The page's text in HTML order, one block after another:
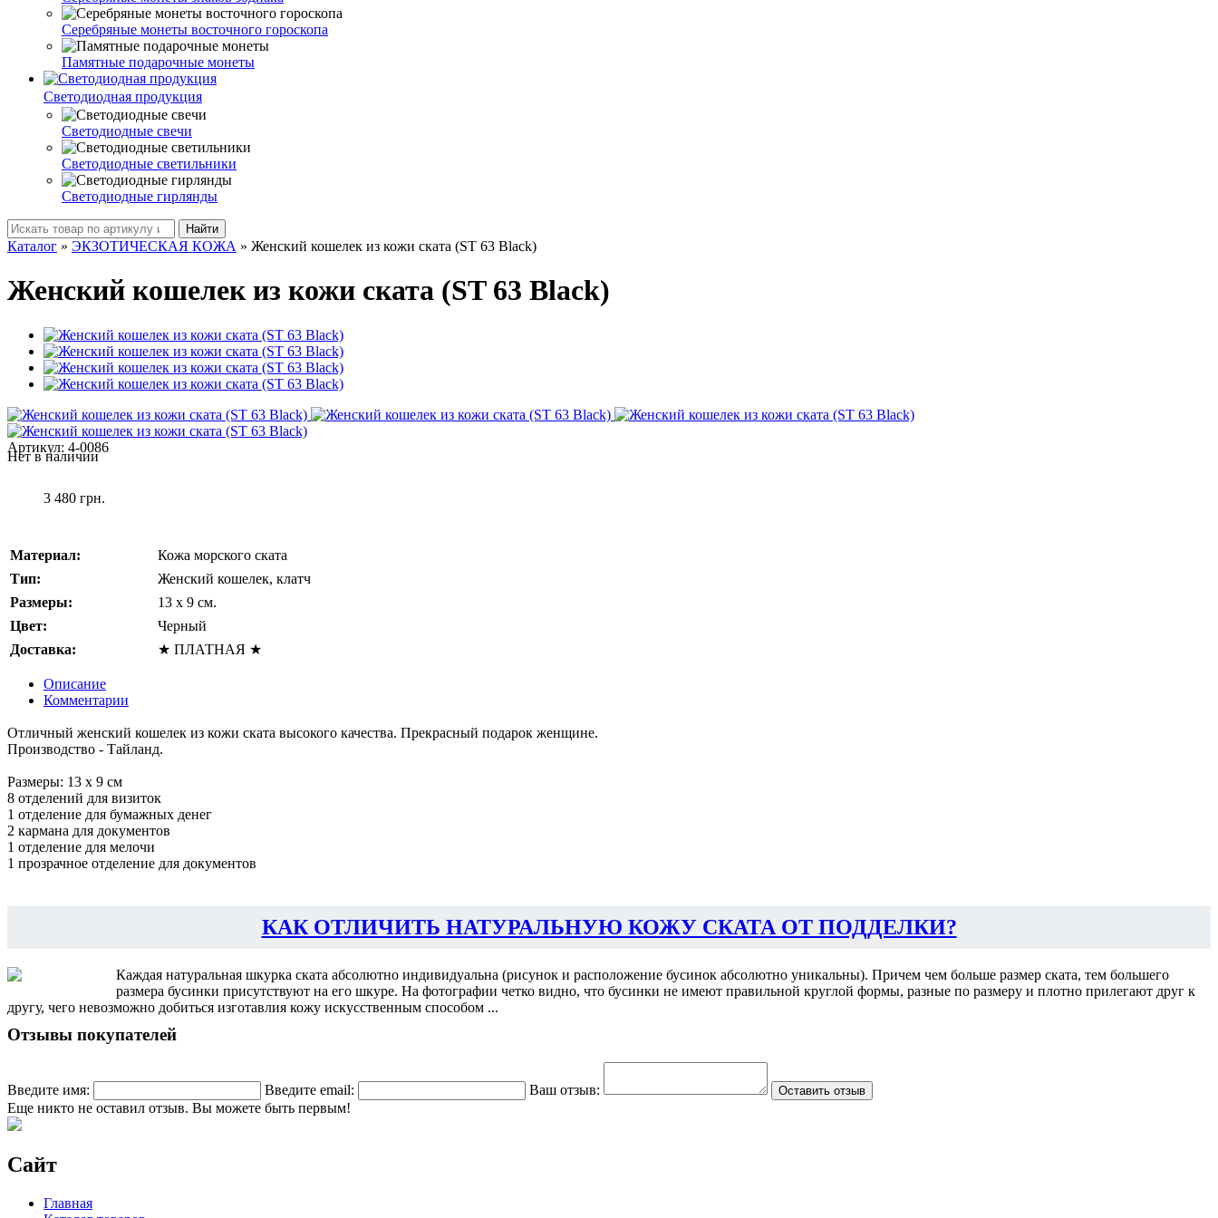
Серебряные монеты восточного гороскопа
Памятные подарочные монеты
Светодиодная продукция
Светодиодные свечи
Светодиодные светильники
Светодиодные гирлянды
Найти
Каталог » ЭКЗОТИЧЕСКАЯ КОЖА » Женский кошелек из кожи ската (ST 63 Black)
Женский кошелек из кожи ската (ST 63 Black)
Артикул: 4-0086
Нет в наличии
3 480 грн.
Материал:
Кожа морского ската
Тип:
Женский кошелек, клатч
Размеры:
13 x 9 см.
Цвет:
Черный
Доставка:
★ ПЛАТНАЯ ★
Описание
Комментарии
Отличный женский кошелек из кожи ската высокого качества. Прекрасный подарок женщине.
Производство - Тайланд.
Размеры: 13 х 9 см
8 отделений для визиток
1 отделение для бумажных денег
2 кармана для документов
1 отделение для мелочи
1 прозрачное отделение для документов
КАК ОТЛИЧИТЬ НАТУРАЛЬНУЮ КОЖУ СКАТА ОТ ПОДДЕЛКИ?
Каждая натуральная шкурка ската абсолютно индивидуальна (рисунок и расположение бусинок абсолютно уникальны). Причем чем больше размер ската, тем большего
размера бусинки присутствуют на его шкуре. На фотографии четко видно, что бусинки не имеют правильной круглой формы, разные по размеру и плотно прилегают друг к
другу, чего невозможно добиться изготавлия кожу искусственным способом ...
Отзывы покупателей
Введите имя: Введите email: Ваш отзыв: Оставить отзыв
Еще никто не оставил отзыв. Вы можете быть первым!
Сайт
Главная